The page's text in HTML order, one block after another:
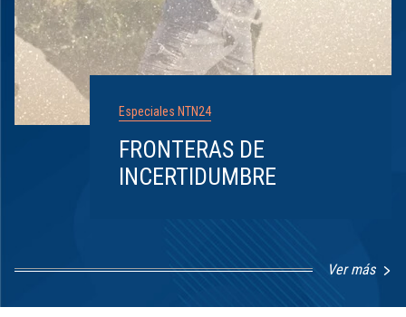
Especiales NTN24
FRONTERAS DE
INCERTIDUMBRE
Ver más
1